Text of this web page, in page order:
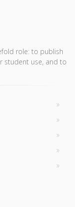
role: to publish
student use, and to